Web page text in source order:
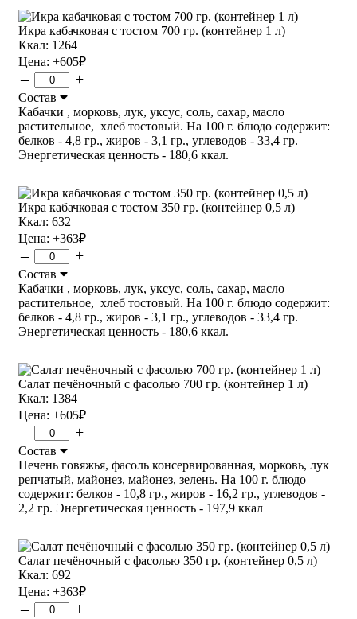
Икра кабачковая с тостом 700 гр. (контейнер 1 л)
Ккал: 1264
Цена: +605₽
– +
Состав
Кабачки , морковь, лук, уксус, соль, сахар, масло
растительное, хлеб тостовый. На 100 г. блюдо содержит:
белков - 4,8 гр., жиров - 3,1 гр., углеводов - 33,4 гр.
Энергетическая ценность - 180,6 ккал.
Икра кабачковая с тостом 350 гр. (контейнер 0,5 л)
Ккал: 632
Цена: +363₽
– +
Состав
Кабачки , морковь, лук, уксус, соль, сахар, масло
растительное, хлеб тостовый. На 100 г. блюдо содержит:
белков - 4,8 гр., жиров - 3,1 гр., углеводов - 33,4 гр.
Энергетическая ценность - 180,6 ккал.
Салат печёночный с фасолью 700 гр. (контейнер 1 л)
Ккал: 1384
Цена: +605₽
– +
Состав
Печень говяжья, фасоль консервированная, морковь, лук
репчатый, майонез, майонез, зелень. На 100 г. блюдо
содержит: белков - 10,8 гр., жиров - 16,2 гр., углеводов -
2,2 гр. Энергетическая ценность - 197,9 ккал
Салат печёночный с фасолью 350 гр. (контейнер 0,5 л)
Ккал: 692
Цена: +363₽
– +